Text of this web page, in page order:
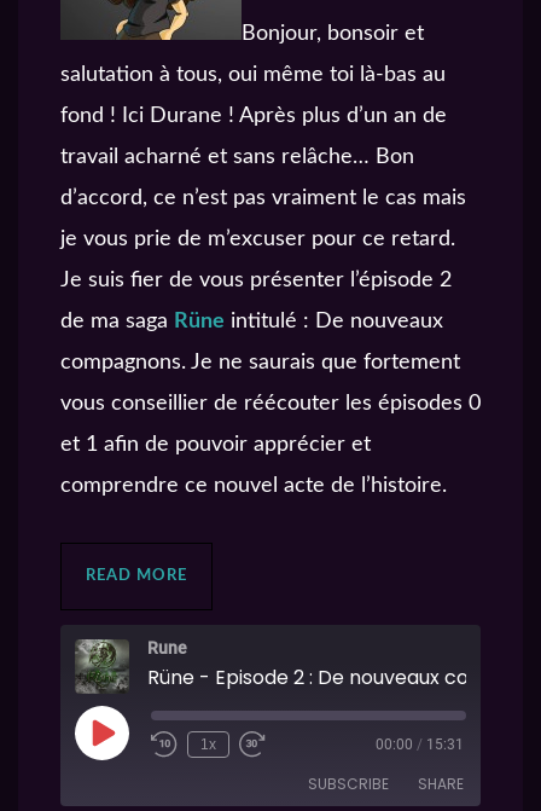
Bonjour, bonsoir et
salutation à tous, oui même toi là-bas au
fond ! Ici Durane ! Après plus d’un an de
travail acharné et sans relâche… Bon
d’accord, ce n’est pas vraiment le cas mais
je vous prie de m’excuser pour ce retard.
Je suis fier de vous présenter l’épisode 2
de ma saga Rüne intitulé : De nouveaux
compagnons. Je ne saurais que fortement
vous conseillier de réécouter les épisodes 0
et 1 afin de pouvoir apprécier et
comprendre ce nouvel acte de l’histoire.
READ MORE
Rune
1x 00:00 / 15:31
SUBSCRIBE SHARE